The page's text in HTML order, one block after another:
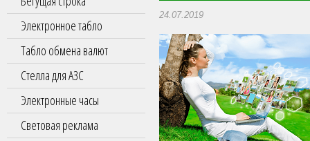
Электронное табло
Табло обмена валют
Стелла для АЗС
Электронные часы
Световая реклама
24.07.2019